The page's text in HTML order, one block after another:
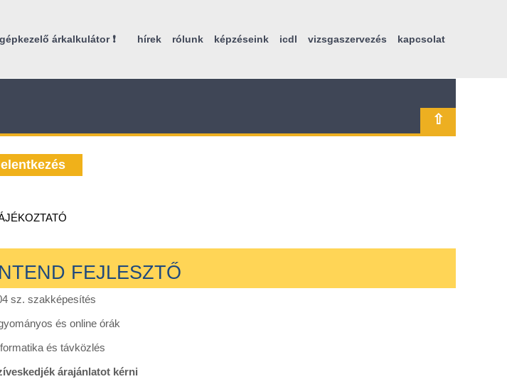
gépkezelő árkalkulátor ❗ hírek rólunk képzéseink icdl vizsgaszervezés kapcsolat
⇧
FEJLESZTŐ
sz. szakképesítés
és online órák
és távközlés
árajánlatot kérni